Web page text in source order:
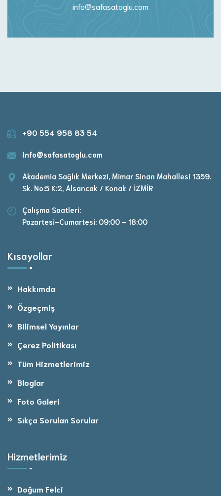
info@safasatoglu.com
+90 554 958 83 54
info@safasatoglu.com
Akademia Sağlık Merkezi, Mimar Sinan Mahallesi 1359.
Sk. No:5 K:2, Alsancak / Konak / İZMİR
Çalışma Saatleri:
Pazartesi-Cumartesi: 09:00 - 18:00
Kısayollar
Hakkımda
Özgeçmiş
Bilimsel Yayınlar
Çerez Politikası
Tüm Hizmetlerimiz
Bloglar
Foto Galeri
Sıkça Sorulan Sorular
Hizmetlerimiz
Doğum Felci